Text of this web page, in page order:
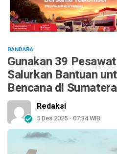
BANDARA
Gunakan 39
Salurkan Bantuan
Bencana di Sumatera
Redaksi
5 Des 2025 - 07:34 WIB